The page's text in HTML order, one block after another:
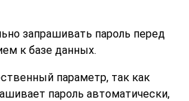
запрашивать пароль перед
к базе данных.
параметр, так как
пароль автоматически,